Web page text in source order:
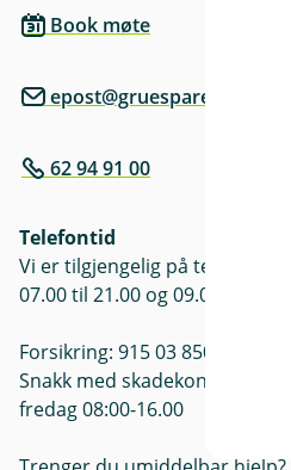
Book møte
epost@gruesparebank.no
62 94 91 00
Telefontid
Vi er tilgjengelig på telefon
07.00 til 21.00 og 09.00 til
Forsikring: 915 03 850
Snakk med skadekonsulent:
fredag 08:00-16.00